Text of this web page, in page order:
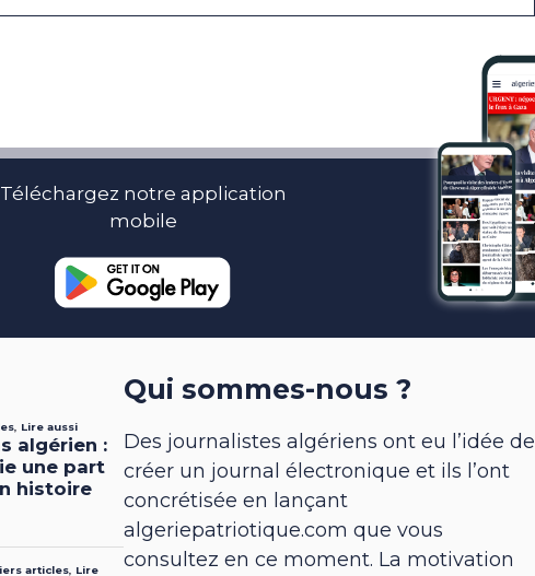
Téléchargez notre application
mobile
Qui sommes-nous ?
Des journalistes algériens ont eu l’idée de
créer un journal électronique et ils l’ont
concrétisée en lançant
algeriepatriotique.com que vous
consultez en ce moment. La motivation